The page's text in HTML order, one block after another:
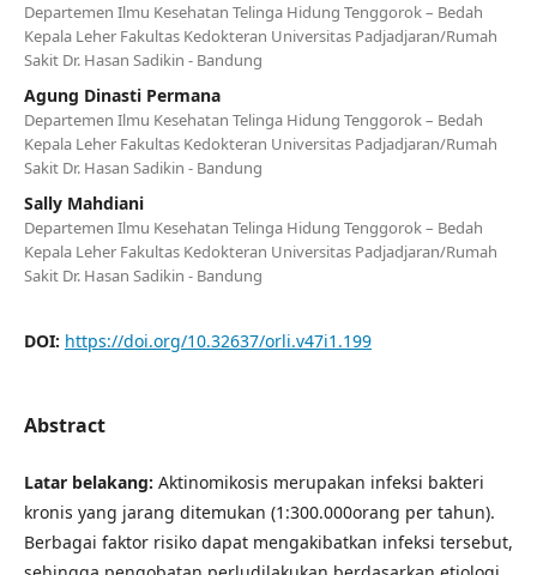
Departemen Ilmu Kesehatan Telinga Hidung Tenggorok – Bedah
Kepala Leher Fakultas Kedokteran Universitas Padjadjaran/Rumah
Sakit Dr. Hasan Sadikin - Bandung
Agung Dinasti Permana
Departemen Ilmu Kesehatan Telinga Hidung Tenggorok – Bedah
Kepala Leher Fakultas Kedokteran Universitas Padjadjaran/Rumah
Sakit Dr. Hasan Sadikin - Bandung
Sally Mahdiani
Departemen Ilmu Kesehatan Telinga Hidung Tenggorok – Bedah
Kepala Leher Fakultas Kedokteran Universitas Padjadjaran/Rumah
Sakit Dr. Hasan Sadikin - Bandung
DOI: https://doi.org/10.32637/orli.v47i1.199
Abstract
Latar belakang: Aktinomikosis merupakan infeksi bakteri
kronis yang jarang ditemukan (1:300.000orang per tahun).
Berbagai faktor risiko dapat mengakibatkan infeksi tersebut,